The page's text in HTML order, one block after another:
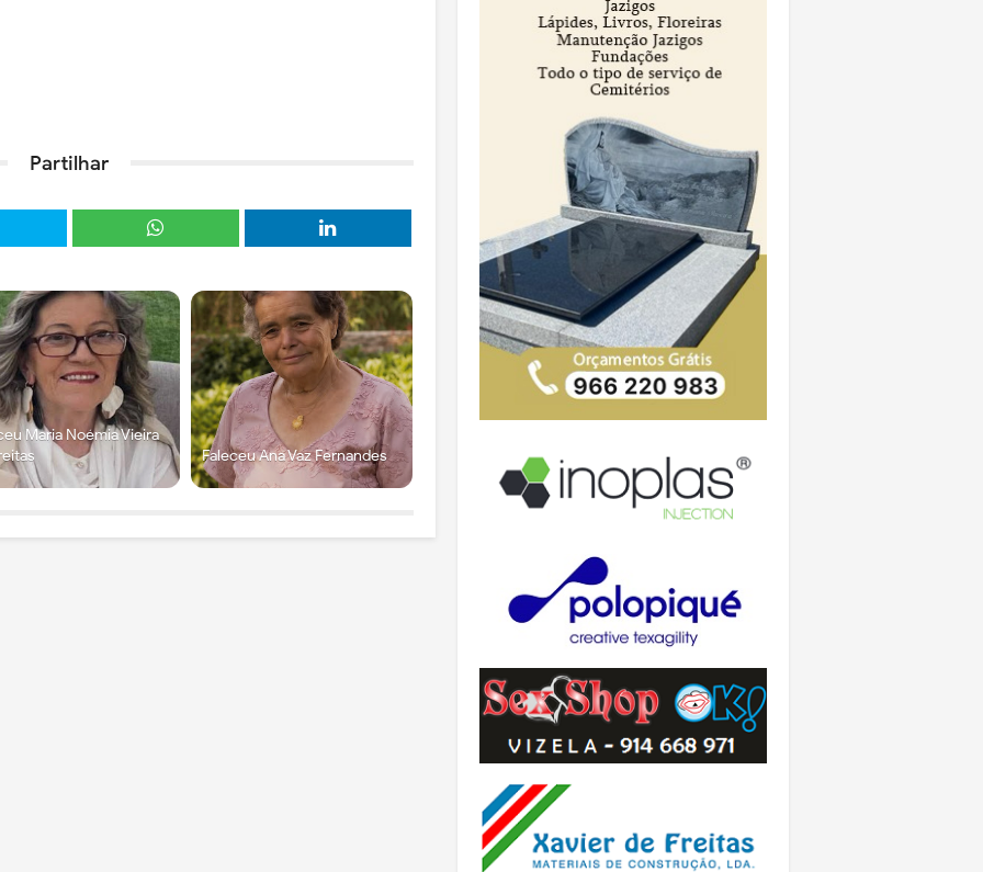
Partilhar
Maria Noémia Vieira
Faleceu Ana Vaz Fernandes